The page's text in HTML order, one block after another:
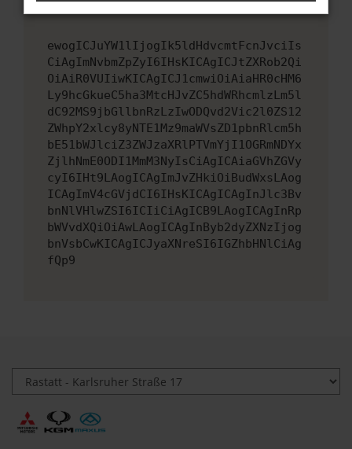
ewogICJuYW1lIjogIk5ldHdvcmtFcnJvciIs
CiAgImNvbmZpZyI6IHsKICAgICJtZXRob2Qi
OiAiR0VUIiwKICAgICJ1cmwiOiAiaHR0cHM6
Ly9hcGkueC5ha3MtcHJvZC5hdWRhcmlzLm5l
dC92MS9jbGllbnRzLzIwODQvd2Vic2l0ZS12
ZWhpY2xlcy8yNTE1Mz9maWVsZD1pbnRlcm5h
bE51bWJlciZ3ZWJzaXRlPTVmYjI1OGRmNDYx
ZjlhNmE0ODI1MmM3NyIsCiAgICAiaGVhZGVy
cyI6IHt9LAogICAgImJvZHkiOiBudWxsLAog
ICAgImV4cGVjdCI6IHsKICAgICAgInJlc3Bv
bnNlVHlwZSI6ICIiCiAgICB9LAogICAgInRp
bWVvdXQiOiAwLAogICAgInByb2dyZXNzIjog
bnVsbCwKICAgICJyaXNreSI6IGZhbHNlCiAg
fQp9